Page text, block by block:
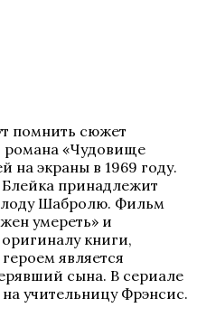
помнить сюжет
романа «Чудовище
на экраны в 1969 году.
принадлежит
Шабролю. Фильм
умереть» и
книги,
является
сына. В сериале
учительницу Фрэнсис.